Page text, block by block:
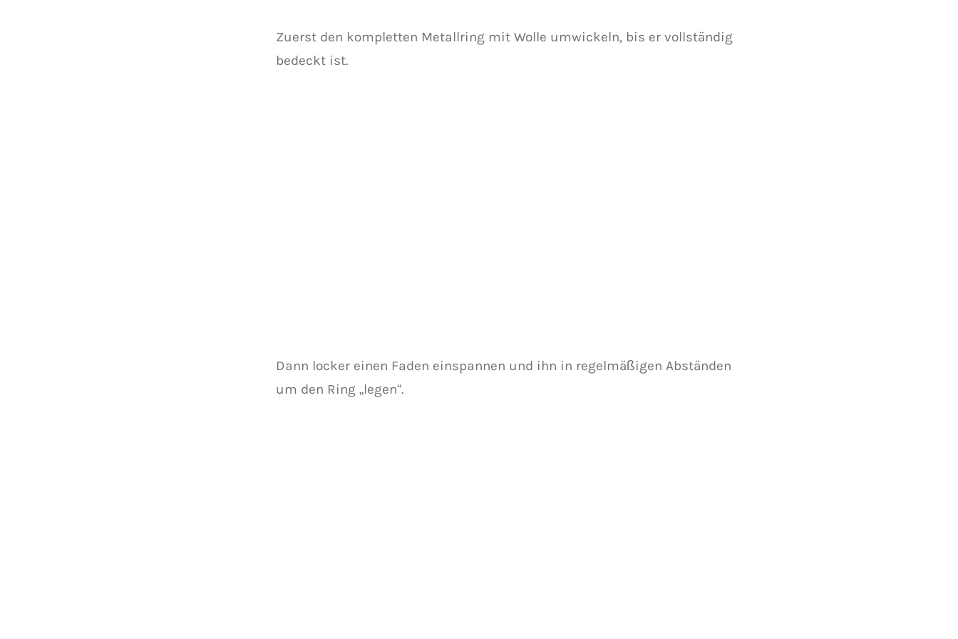
Zuerst den kompletten Metallring mit Wolle umwickeln, bis er vollständig
bedeckt ist.
Dann locker einen Faden einspannen und ihn in regelmäßigen Abständen
um den Ring „legen“.